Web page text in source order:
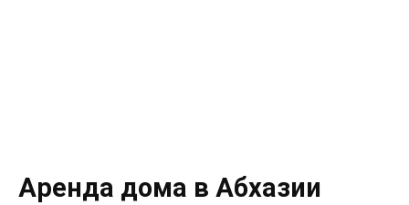
Аренда дома в Абхазии